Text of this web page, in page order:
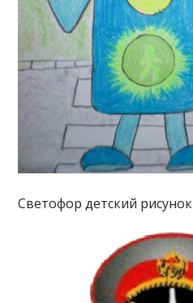
Светофор детский рисунок